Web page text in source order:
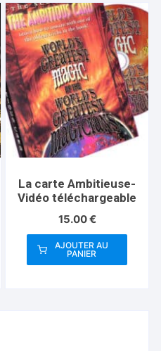
La carte Ambitieuse-
Vidéo téléchargeable
15.00€
AJOUTER AU
PANIER